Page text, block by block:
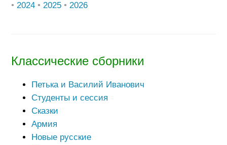
• 2024 • 2025 • 2026
Классические сборники
Петька и Василий Иванович
Студенты и сессия
Сказки
Армия
Новые русские